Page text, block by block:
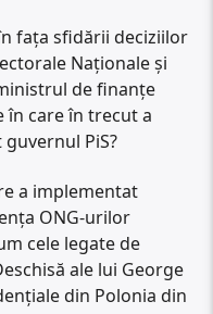
fața sfidării deciziilor
Naționale și
de finanțe
în care în trecut a
PiS?
a implementat
ONG-urilor
cele legate de
ale lui George
din Polonia din